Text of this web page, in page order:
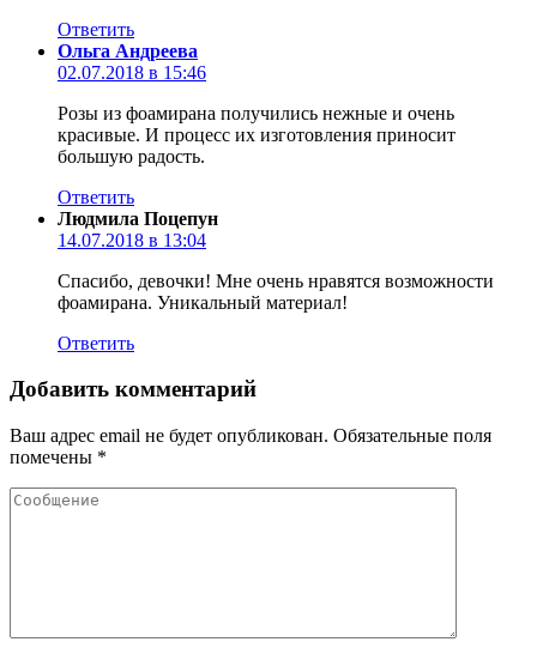
Ответить
Ольга Андреева
02.07.2018 в 15:46
Розы из фоамирана получились нежные и очень
красивые. И процесс их изготовления приносит
большую радость.
Ответить
Людмила Поцепун
14.07.2018 в 13:04
Спасибо, девочки! Мне очень нравятся возможности
фоамирана. Уникальный материал!
Ответить
Добавить комментарий
Ваш адрес email не будет опубликован. Обязательные поля
помечены *